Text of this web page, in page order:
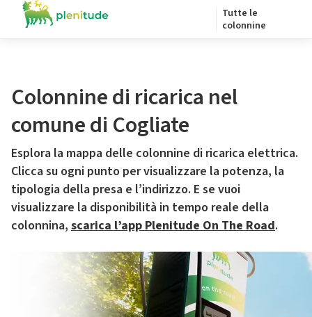
Tutte le
colonnine
Colonnine di ricarica nel
comune di Cogliate
Esplora la mappa delle colonnine di ricarica elettrica.
Clicca su ogni punto per visualizzare la potenza, la
tipologia della presa e l’indirizzo. E se vuoi
visualizzare la disponibilità in tempo reale della
colonnina, scarica l’app Plenitude On The Road.